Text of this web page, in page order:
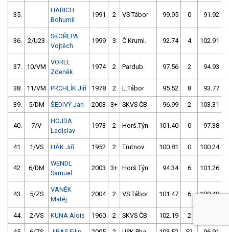
35.
HABICH
Bohumil
1991 2 VS Tábor 99.95 0 91.92
36. 2/U23
SKOŘEPA
Vojtěch
1999 3 Č.Kruml. 92.74 4 102.91
37. 10/VM
VOREL
Zdeněk
1974 2 Pardub. 97.56 2 94.93
38. 11/VM PRCHLÍK Jiří 1978 2 L.Tábor 95.52 8 93.77
39. 5/DM ŠEDIVÝ Jan 2003 3+ SKVS ČB 96.99 2 103.31
40. 7/V
HOJDA
Ladislav
1973 2 Horš.Týn 101.40 0 97.38
41. 1/VS HÁK Jiří 1952 2 Trutnov 100.81 0 100.24
42. 6/DM
WENDL
Samuel
2003 3+ Horš.Týn 94.34 6 101.26
43. 5/ZS
VANĚK
Matěj
2004 2 VS Tábor 101.47 6 100.49
44. 2/VS KUNA Alois 1960 2 SKVS ČB 102.19 2